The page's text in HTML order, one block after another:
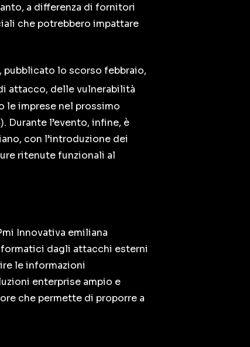
a differenza di fornitori
che potrebbero impattare
pubblicato lo scorso febbraio,
attacco, delle vulnerabilità
le imprese nel prossimo
). Durante l’evento, infine, è
con l’introduzione dei
ritenute funzionali al
Innovativa emiliana
dagli attacchi esterni
le informazioni
enterprise ampio e
che permette di proporre a